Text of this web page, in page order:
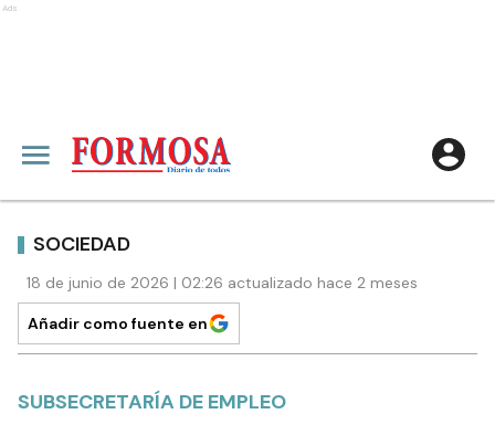
Ads
SOCIEDAD
18 de junio de 2026 | 02:26 actualizado hace 2 meses
Añadir como fuente en
SUBSECRETARÍA DE EMPLEO